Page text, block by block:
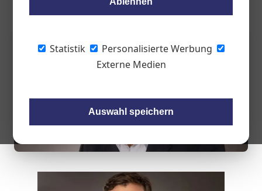
Statistik
Personalisierte Werbung
Externe Medien
Auswahl speichern